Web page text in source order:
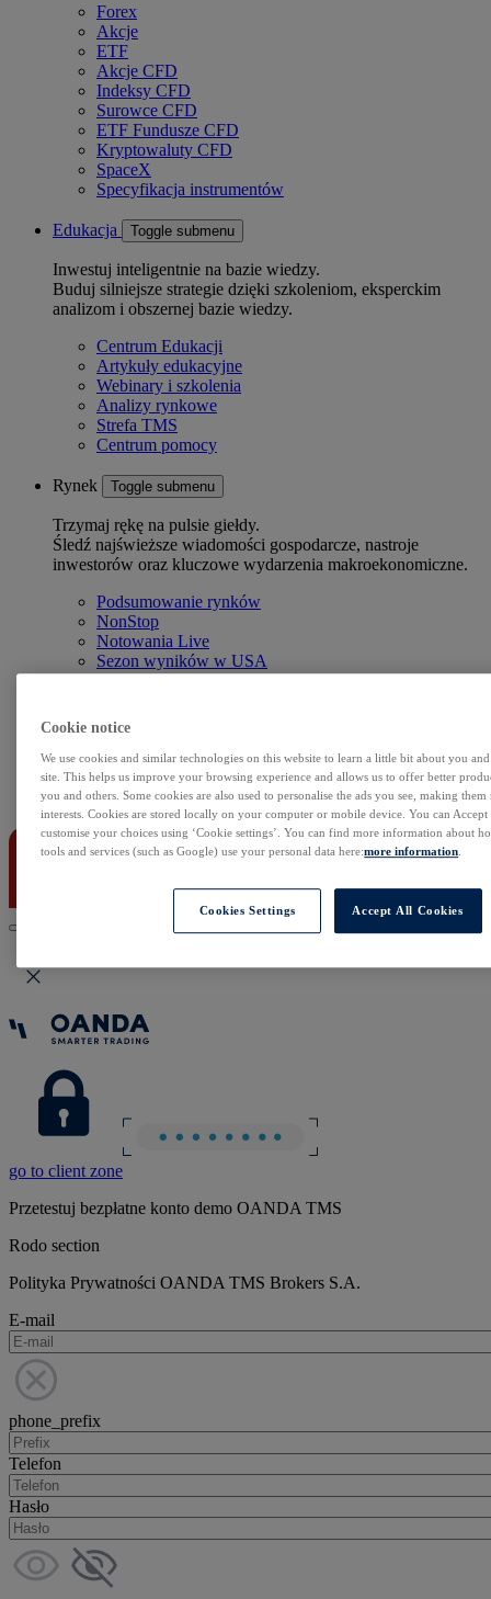
Forex
Akcje
ETF
Akcje CFD
Indeksy CFD
Surowce CFD
ETF Fundusze CFD
Kryptowaluty CFD
SpaceX
Specyfikacja instrumentów
Edukacja Toggle submenu
Inwestuj inteligentnie na bazie wiedzy.
Buduj silniejsze strategie dzięki szkoleniom, eksperckim
analizom i obszernej bazie wiedzy.
Centrum Edukacji
Artykuły edukacyjne
Webinary i szkolenia
Analizy rynkowe
Strefa TMS
Centrum pomocy
Rynek Toggle submenu
Trzymaj rękę na pulsie giełdy.
Śledź najświeższe wiadomości gospodarcze, nastroje
inwestorów oraz kluczowe wydarzenia makroekonomiczne.
Podsumowanie rynków
NonStop
Notowania Live
Sezon wyników w USA
Skaner akcji
Zdarzenia korporacyjne
Rolowania
Kontakt
go to client zone
Przetestuj bezpłatne konto demo OANDA TMS
Rodo section
Polityka Prywatności OANDA TMS Brokers S.A.
E-mail
phone_prefix
Telefon
Hasło
Cookie notice
We use cookies and similar technologies on this website to learn a little bit about you
site. This helps us improve your browsing experience and allows us to offer better
you and others. Some cookies are also used to personalise the ads you see, making
interests. Cookies are stored locally on your computer or mobile device. You can
customise your choices using ‘Cookie settings’. You can find more information about
tools and services (such as Google) use your personal data here:more information.
Cookies Settings Accept All Cookies